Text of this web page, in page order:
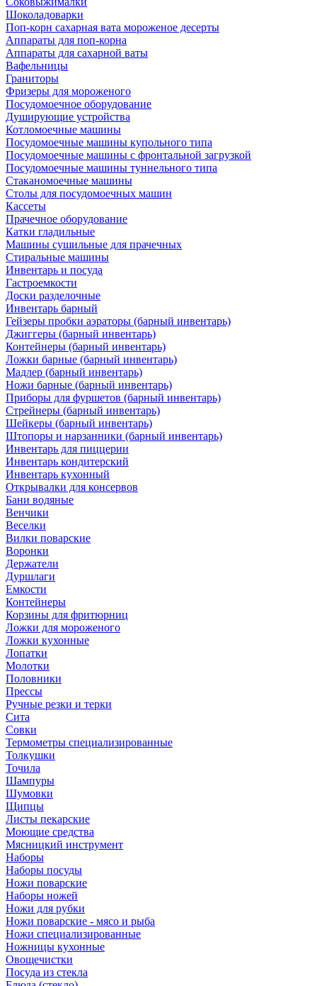
Шоколадоварки
Поп-корн сахарная вата мороженое десерты
Аппараты для поп-корна
Аппараты для сахарной ваты
Вафельницы
Граниторы
Фризеры для мороженого
Посудомоечное оборудование
Душирующие устройства
Котломоечные машины
Посудомоечные машины купольного типа
Посудомоечные машины с фронтальной загрузкой
Посудомоечные машины туннельного типа
Стаканомоечные машины
Столы для посудомоечных машин
Кассеты
Прачечное оборудование
Катки гладильные
Машины сушильные для прачечных
Стиральные машины
Инвентарь и посуда
Гастроемкости
Доски разделочные
Инвентарь барный
Гейзеры пробки аэраторы (барный инвентарь)
Джиггеры (барный инвентарь)
Контейнеры (барный инвентарь)
Ложки барные (барный инвентарь)
Мадлер (барный инвентарь)
Ножи барные (барный инвентарь)
Приборы для фуршетов (барный инвентарь)
Стрейнеры (барный инвентарь)
Шейкеры (барный инвентарь)
Штопоры и нарзанники (барный инвентарь)
Инвентарь для пиццерии
Инвентарь кондитерский
Инвентарь кухонный
Открывалки для консервов
Бани водяные
Венчики
Веселки
Вилки поварские
Воронки
Держатели
Дуршлаги
Емкости
Контейнеры
Корзины для фритюрниц
Ложки для мороженого
Ложки кухонные
Лопатки
Молотки
Половники
Прессы
Ручные резки и терки
Сита
Совки
Термометры специализированные
Толкушки
Точила
Шампуры
Шумовки
Щипцы
Листы пекарские
Моющие средства
Мясницкий инструмент
Наборы
Наборы посуды
Ножи поварские
Наборы ножей
Ножи для рубки
Ножи поварские - мясо и рыба
Ножи специализированные
Ножницы кухонные
Овощечистки
Посуда из стекла